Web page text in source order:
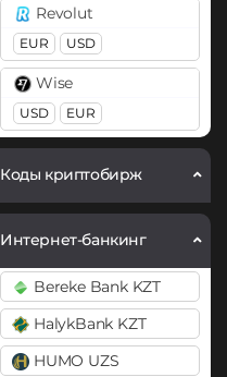
Bitcoin (BTC)
BTC
Bitcoin Cash (BCH)
Cardano (ADA)
Chainlink (LINK)
ERC20
Compound (COMP)
Cosmos (ATOM)
DASH
Decentraland (MANA)
Revolut
EUR USD
Wise
USD EUR
Коды криптобирж
Интернет-банкинг
Bereke Bank KZT
HalykBank KZT
HUMO UZS